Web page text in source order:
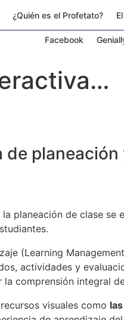
¿Quién es el Profetato?
Facebook
planeación de clase
(Learning
actividades y
comprensión integral
visuales como